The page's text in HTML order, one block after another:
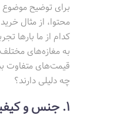
برای توضیح موضوع
محتوا، از مثال
کدام از ما بارها
به مغازه‌های
قیمت‌های متفاوت
چه دلیلی دارند؟
1. جنس و کیفیت لباس‌ها